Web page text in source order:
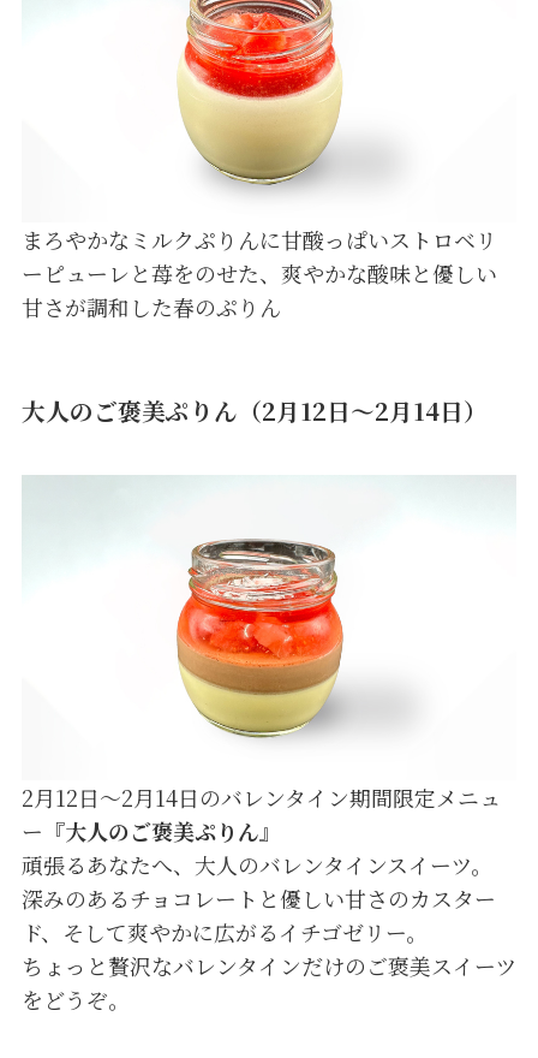
まろやかなミルクぷりんに甘酸っぱいストロベリ
ーピューレと苺をのせた、爽やかな酸味と優しい
甘さが調和した春のぷりん
大人のご褒美ぷりん（2月12日～2月14日）
2月12日～2月14日のバレンタイン期間限定メニュ
ー『大人のご褒美ぷりん』
頑張るあなたへ、大人のバレンタインスイーツ。
深みのあるチョコレートと優しい甘さのカスター
ド、そして爽やかに広がるイチゴゼリー。
ちょっと贅沢なバレンタインだけのご褒美スイーツ
をどうぞ。